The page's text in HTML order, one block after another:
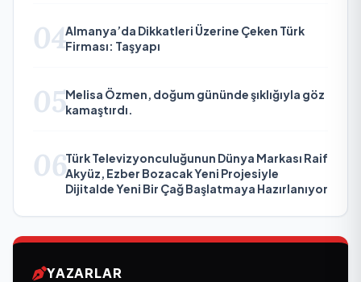
04Almanya’da Dikkatleri Üzerine Çeken Türk
Firması: Taşyapı
05Melisa Özmen, doğum gününde şıklığıyla göz
kamaştırdı.
06Türk Televizyonculuğunun Dünya Markası Raif
Akyüz, Ezber Bozacak Yeni Projesiyle
Dijitalde Yeni Bir Çağ Başlatmaya Hazırlanıyor
YAZARLAR